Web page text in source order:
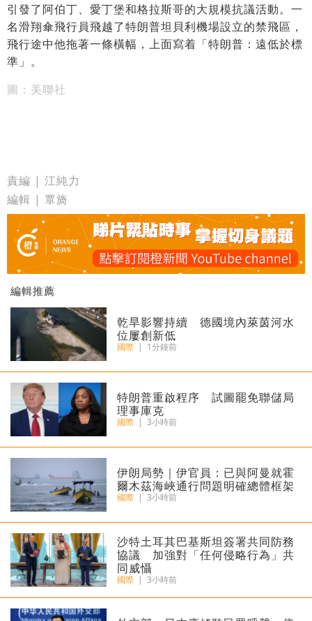
引發了阿伯丁、愛丁堡和格拉斯哥的大規模抗議活動。一
名滑翔傘飛行員飛越了特朗普坦貝利機場設立的禁飛區，
飛行途中他拖著一條橫幅，上面寫着「特朗普：遠低於標
準」。
圖：美聯社
責編 | 江純力
編輯 | 覃旖
編輯推薦
乾旱影響持續 德國境內萊茵河水
位屢創新低
國際 | 1分鐘前
特朗普重啟程序 試圖罷免聯儲局
理事庫克
國際 | 3小時前
伊朗局勢｜伊官員：已與阿曼就霍
爾木茲海峽通行問題明確總體框架
國際 | 3小時前
沙特土耳其巴基斯坦簽署共同防務
協議 加強對「任何侵略行為」共
同威懾
國際 | 3小時前